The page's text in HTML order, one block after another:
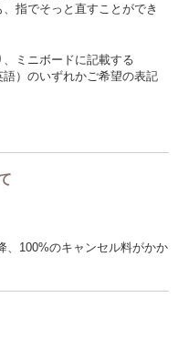
指でそっと直すことができ
ミニボードに記載する
）のいずれかご希望の表記
、100%のキャンセル料がかか